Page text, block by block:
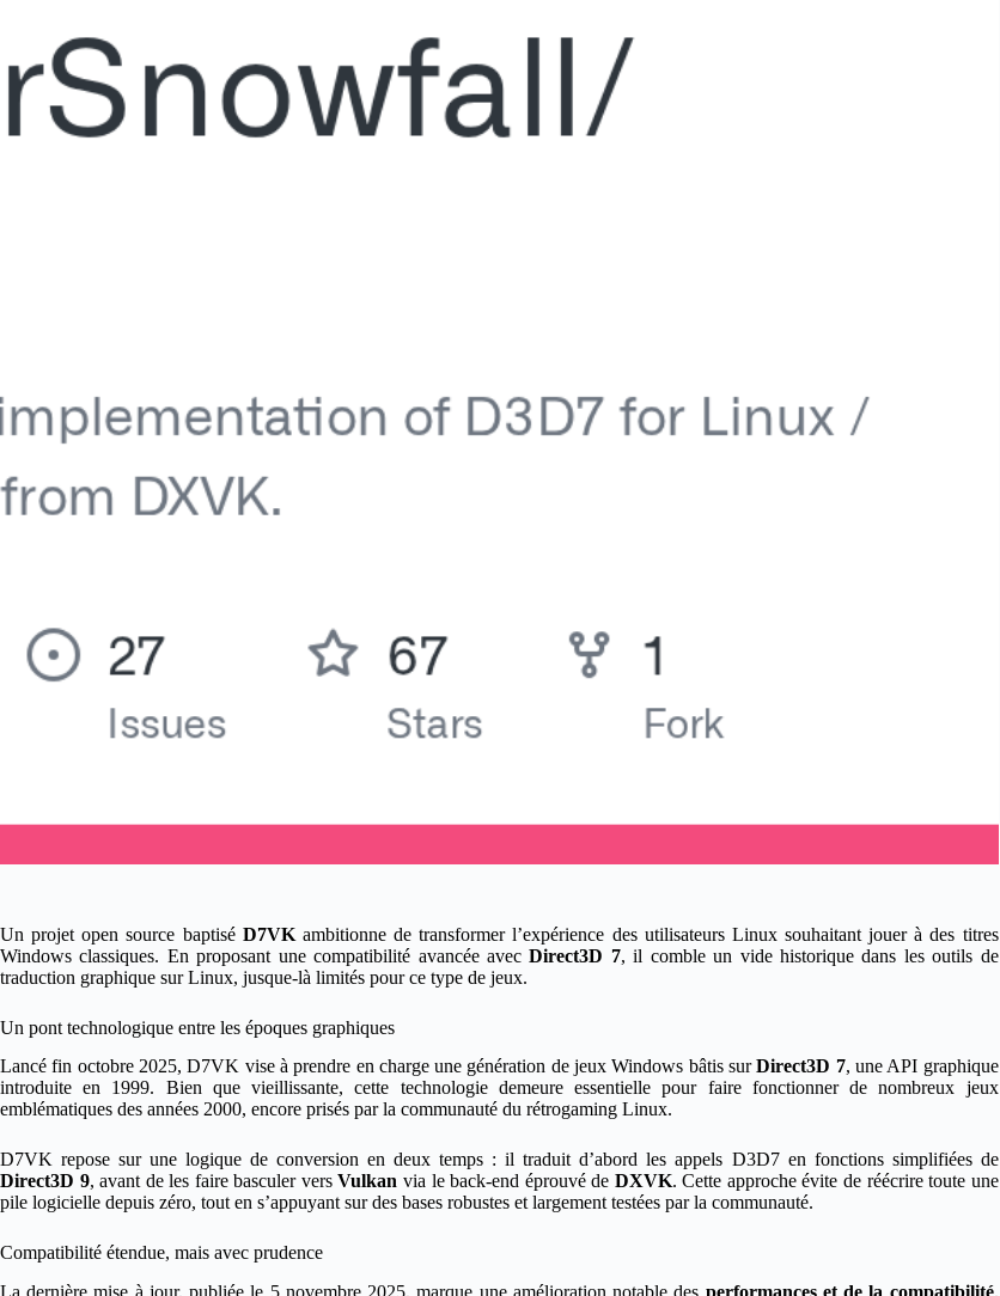
Un projet open source baptisé D7VKambitionne de transformer l’expérience des utilisateurs Linux souhaitant jouer à des titres
Windows classiques. En proposant une compatibilité avancée avecDirect3D 7, il comble un vide historique dans les outils de
traduction graphique sur Linux, jusque-là limités pour ce type de jeux.
Un pont technologique entre les époques graphiques
Lancé fin octobre 2025, D7VK vise à prendre en charge une génération de jeux Windows bâtis surDirect3D 7, une API graphique
introduite en 1999. Bien que vieillissante, cette technologie demeure essentielle pour faire fonctionner de nombreux jeux
emblématiques des années 2000, encore prisés par la communauté du rétrogaming Linux.
D7VK repose sur une logique de conversion en deux temps : il traduit d’abord les appels D3D7 en fonctions simplifiées de
Direct3D 9, avant de les faire basculer versVulkan via le back-end éprouvé de DXVK. Cette approche évite de réécrire toute une
pile logicielle depuis zéro, tout en s’appuyant sur des bases robustes et largement testées par la communauté.
Compatibilité étendue, mais avec prudence